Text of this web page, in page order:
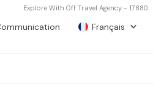
Explore With Off Travel Agency - 17880
Français